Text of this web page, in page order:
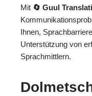
Mit 🔄 Guul
Ihnen,
Unterstützung von
Sprachmittlern.